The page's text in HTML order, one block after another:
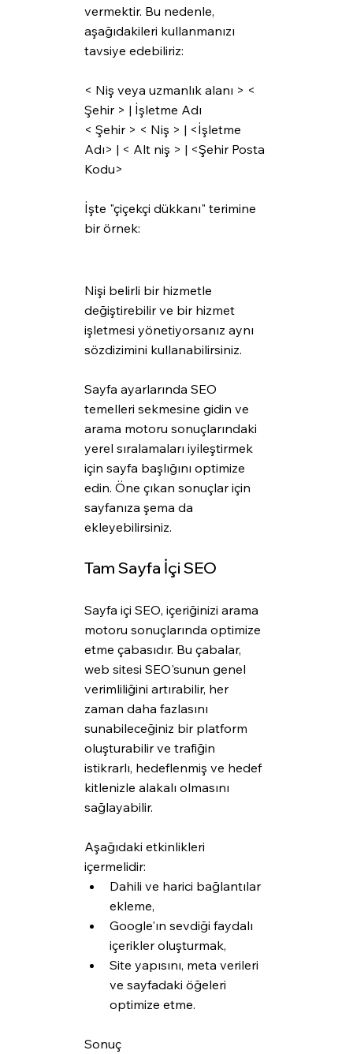
vermektir. Bu nedenle,
aşağıdakileri kullanmanızı
tavsiye edebiliriz:
< Niş veya uzmanlık alanı > <
Şehir > | İşletme Adı
< Şehir > < Niş > | <İşletme
Adı> | < Alt niş > | <Şehir Posta
Kodu>
İşte "çiçekçi dükkanı" terimine
bir örnek:
Nişi belirli bir hizmetle
değiştirebilir ve bir hizmet
işletmesi yönetiyorsanız aynı
sözdizimini kullanabilirsiniz.
Sayfa ayarlarında SEO
temelleri sekmesine gidin ve
arama motoru sonuçlarındaki
yerel sıralamaları iyileştirmek
için sayfa başlığını optimize
edin. Öne çıkan sonuçlar için
sayfanıza şema da
ekleyebilirsiniz.
Tam Sayfa İçi SEO
Sayfa içi SEO, içeriğinizi arama
motoru sonuçlarında optimize
etme çabasıdır. Bu çabalar,
web sitesi SEO'sunun genel
verimliliğini artırabilir, her
zaman daha fazlasını
sunabileceğiniz bir platform
oluşturabilir ve trafiğin
istikrarlı, hedeflenmiş ve hedef
kitlenizle alakalı olmasını
sağlayabilir.
Aşağıdaki etkinlikleri
içermelidir:
Dahili ve harici bağlantılar
ekleme,
Google'ın sevdiği faydalı
içerikler oluşturmak,
Site yapısını, meta verileri
ve sayfadaki öğeleri
optimize etme.
Sonuç